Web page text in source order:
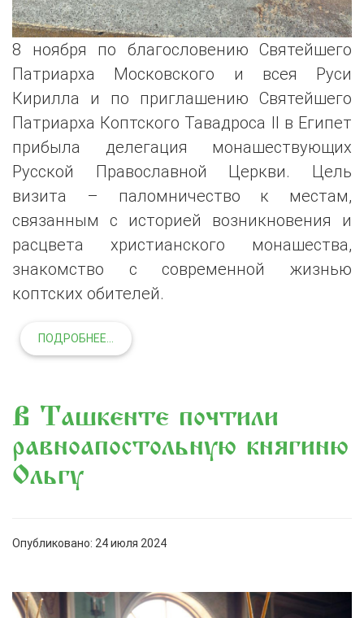
8 ноября по благословению Святейшего
Патриарха Московского и всея Руси
Кирилла и по приглашению Святейшего
Патриарха Коптского Тавадроса II в Египет
прибыла делегация монашествующих
Русской Православной Церкви. Цель
визита – паломничество к местам,
связанным с историей возникновения и
расцвета христианского монашества,
знакомство с современной жизнью
коптских обителей.
ПОДРОБНЕЕ...
В Ташкенте почтили
равноапостольную княгиню
Ольгу
Опубликовано: 24 июля 2024